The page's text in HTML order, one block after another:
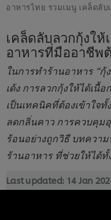
อาหารไทย รวมเมนู เคล็ดลั
เคล็ดลับลวกกุ้งใ
อาหารที่มืออาชีพ
ในการทำร้านอาหาร “
เด้ง การลวกกุ้งให้ได้เนื้
เป็นเทคนิคที่ต้องเข้าใจทั้
ลดกลิ่นคาว การควบคุม
ร้อนอย่างถูกวิธี บทควา
ร้านอาหาร ที่ช่วยให้ได้
Last updated: 14 Jan